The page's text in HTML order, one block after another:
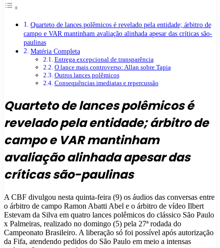
Quarteto de lances polêmicos é revelado pela entidade; árbitro de
campo e VAR mantinham avaliação alinhada apesar das críticas são-
paulinas
Matéria Completa
Entrega excepcional de transparência
O lance mais controverso: Allan sobre Tapia
Outros lances polêmicos
Consequências imediatas e repercussão
Quarteto de lances polêmicos é
revelado pela entidade; árbitro de
campo e VAR mantinham
avaliação alinhada apesar das
críticas são-paulinas
A CBF divulgou nesta quinta-feira (9) os áudios das conversas entre
o árbitro de campo Ramon Abatti Abel e o árbitro de vídeo Ilbert
Estevam da Silva em quatro lances polêmicos do clássico São Paulo
x Palmeiras, realizado no domingo (5) pela 27ª rodada do
Campeonato Brasileiro. A liberação só foi possível após autorização
da Fifa, atendendo pedidos do São Paulo em meio a intensas